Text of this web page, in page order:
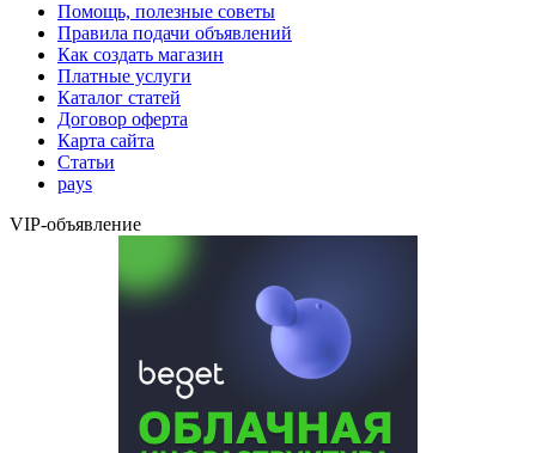
Помощь, полезные советы
Правила подачи объявлений
Как создать магазин
Платные услуги
Каталог статей
Договор оферта
Карта сайта
Статьи
pays
VIP-объявление